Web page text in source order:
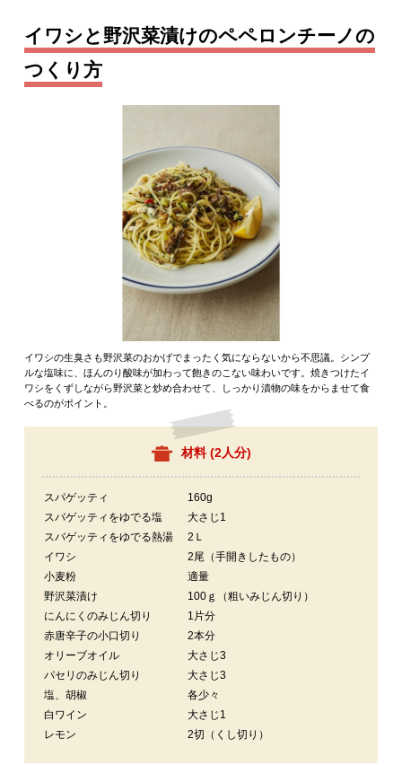
イワシと野沢菜漬けのペペロンチーノの
つくり方
イワシの生臭さも野沢菜のおかげでまったく気にならないから不思議。シンプ
ルな塩味に、ほんのり酸味が加わって飽きのこない味わいです。焼きつけたイ
ワシをくずしながら野沢菜と炒め合わせて、しっかり漬物の味をからませて食
べるのがポイント。
材料 (2人分)
スパゲッティ
160g
スバゲッティをゆでる塩
大さじ1
スバゲッティをゆでる熱湯
2Ｌ
イワシ
2尾（手開きしたもの）
小麦粉
適量
野沢菜漬け
100ｇ（粗いみじん切り）
にんにくのみじん切り
1片分
赤唐辛子の小口切り
2本分
オリーブオイル
大さじ3
パセリのみじん切り
大さじ3
塩、胡椒
各少々
白ワイン
大さじ1
レモン
2切（くし切り）